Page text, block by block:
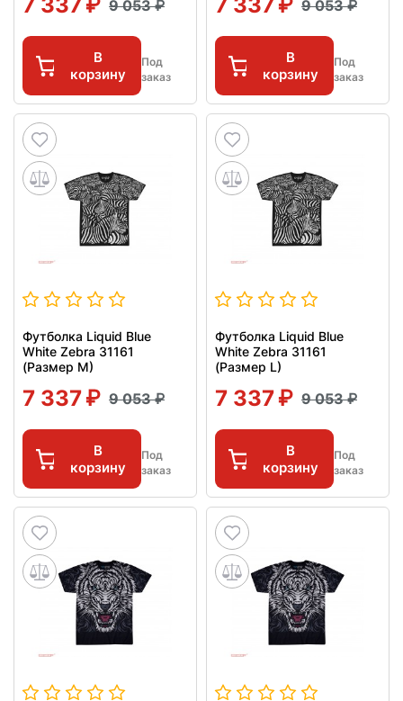
9 053
В
корзину
Под
заказ
9 053
В
корзину
Под
заказ
Футболка Liquid Blue
White Zebra 31161
(Размер M)
7 337 9 053
В
корзину
Под
заказ
Футболка Liquid Blue
White Zebra 31161
(Размер L)
7 337 9 053
В
корзину
Под
заказ